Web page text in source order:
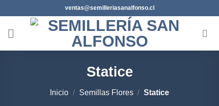
al
contenido
ventas@semilleriasanalfonso.cl
Statice
Inicio / Semillas Flores / Statice